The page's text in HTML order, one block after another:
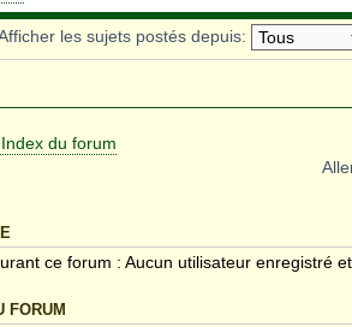
les sujets postés depuis:
du forum
ce forum : Aucun utilisateur enregistré
FORUM